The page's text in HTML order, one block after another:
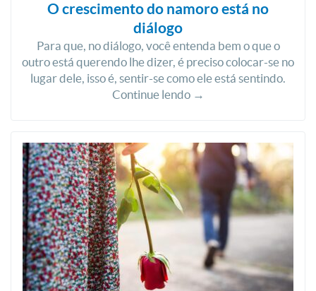
O crescimento do namoro está no
diálogo
Para que, no diálogo, você entenda bem o que o
outro está querendo lhe dizer, é preciso colocar-se no
lugar dele, isso é, sentir-se como ele está sentindo.
Continue lendo →